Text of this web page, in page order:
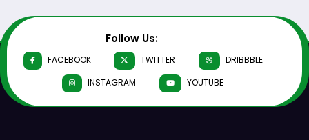
Follow Us:
FACEBOOK TWITTER
DRIBBBLE
INSTAGRAM
YOUTUBE